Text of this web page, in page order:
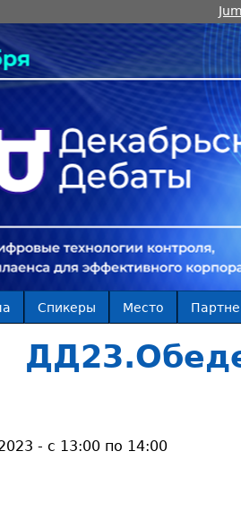
Спикеры Место
- с 13:00 по 14:00